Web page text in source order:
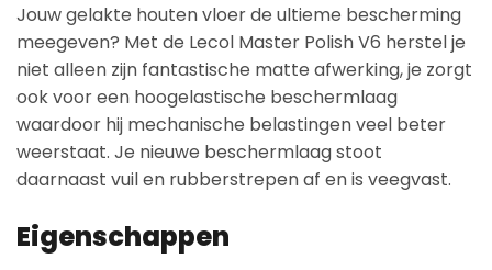
Jouw gelakte houten vloer de ultieme bescherming
meegeven? Met de Lecol Master Polish V6 herstel je
niet alleen zijn fantastische matte afwerking, je zorgt
ook voor een hoogelastische beschermlaag
waardoor hij mechanische belastingen veel beter
weerstaat. Je nieuwe beschermlaag stoot
daarnaast vuil en rubberstrepen af en is veegvast.
Eigenschappen